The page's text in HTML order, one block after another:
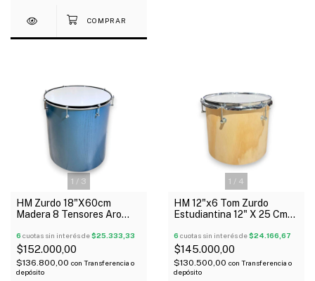
1 / 3
HM Zurdo 18"X60cm
Madera 8 Tensores Aro
6 cuotas sin interés de$25.333,33
$152.000,00
$136.800,00 con Transferencia o
depósito
1 / 4
HM 12"x6 Tom Zurdo
Estudiantina 12" X 25 Cm
6 cuotas sin interés de$24.166,67
$145.000,00
$130.500,00 con Transferencia o
depósito